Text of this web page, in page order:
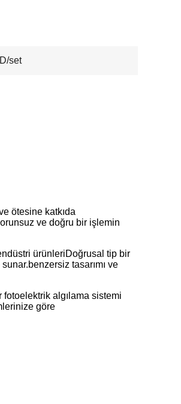
set
ötesine katkıda
ve doğru bir işlemin
ürünleriDoğrusal tip bir
tasarımı ve
algılama sistemi
göre